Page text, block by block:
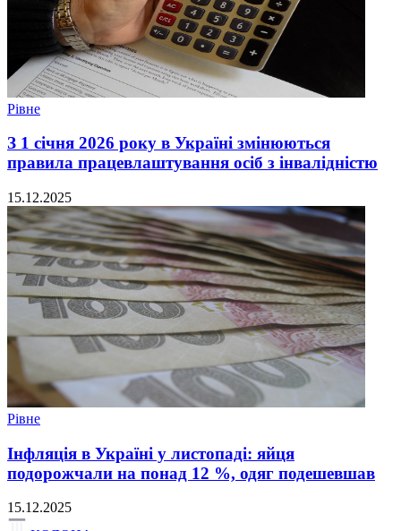
Рівне
З 1 січня 2026 року в Україні змінюються
правила працевлаштування осіб з інвалідністю
15.12.2025
Рівне
Інфляція в Україні у листопаді: яйця
подорожчали на понад 12 %, одяг подешевшав
15.12.2025